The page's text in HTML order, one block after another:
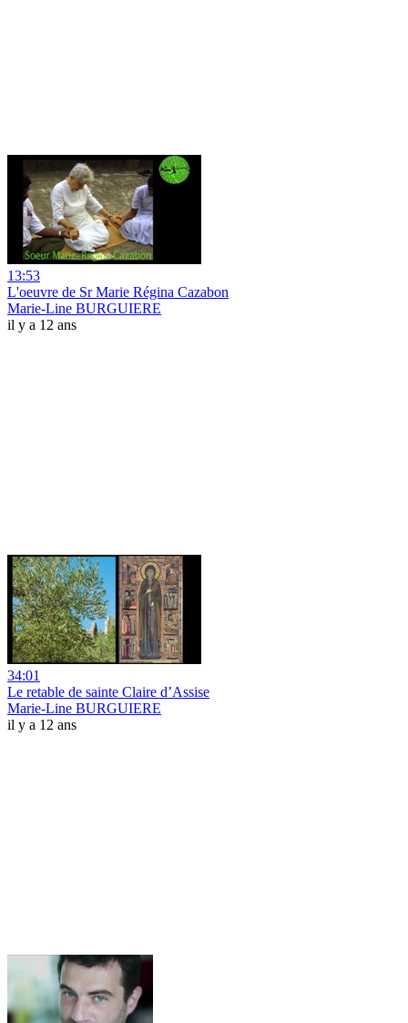
13:53
L'oeuvre de Sr Marie Régina Cazabon
Marie-Line BURGUIERE
il y a 12 ans
34:01
Le retable de sainte Claire d’Assise
Marie-Line BURGUIERE
il y a 12 ans